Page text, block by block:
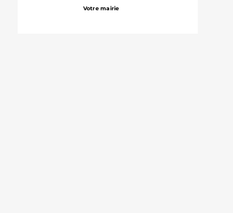
Votre mairie